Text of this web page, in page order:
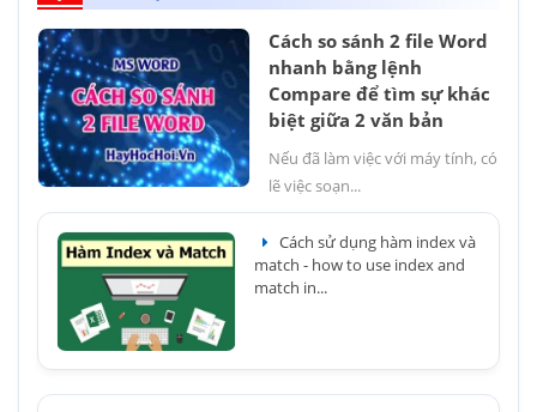
Cách so sánh 2 file Word
nhanh bằng lệnh
Compare để tìm sự khác
biệt giữa 2 văn bản
Nếu đã làm việc với máy tính, có
lẽ việc soạn...
Cách sử dụng hàm index và
match - how to use index and
match in...